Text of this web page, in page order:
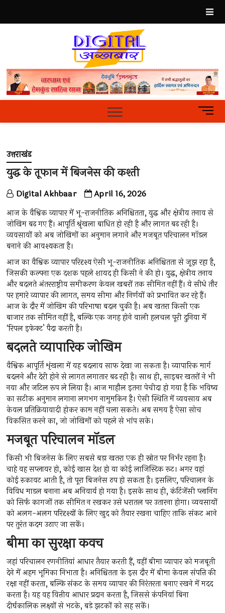
content
Hindi
News
PortalM
e
n
उत्तराखंड
युद्ध के तूफान में बिजनेस की कश्ती
Digital Akhbaar April 16, 2026
आज के वैश्विक व्यापार में भू-राजनीतिक अनिश्चितता, युद्ध और क्षेत्रीय तनाव से
जोखिम बढ़ गए हैं। आपूर्ति श्रृंखला बाधित हो रही है और लागत बढ़ रही है।
व्यवसायों को अब जोखिमों का अनुमान लगाने और मजबूत परिचालन मॉडल
बनाने की आवश्यकता है।
आज का वैश्विक व्यापार परिदृश्य ऐसी भू-राजनीतिक अनिश्चितता से जूझ रहा है,
जिसकी कल्पना एक दशक पहले शायद ही किसी ने की हो। युद्ध, क्षेत्रीय तनाव
और बदलते अंतरराष्ट्रीय समीकरण केवल खबरों तक सीमित नहीं हैं। ये सीधे तौर
पर हमारे व्यापार की लागत, समय सीमा और निर्णयों को प्रभावित कर रहे हैं।
आज के दौर में जोखिम की परिभाषा बदल चुकी है। अब खतरा किसी एक
बाजार तक सीमित नहीं है, बल्कि एक जगह होने वाली हलचल पूरी दुनिया में
‘रिपल इफेक्ट’ पैदा करती है।
बदलते व्यापारिक जोखिम
वैश्विक आपूर्ति शृंखला में यह बदलाव साफ देखा जा सकता है। व्यापारिक मार्ग
बदलने और देरी होने से लागत लगातार बढ़ रही है। साथ ही, साइबर खतरों ने भी
नया और जटिल रूप ले लिया है। आज माहौल इतना पेचीदा हो गया है कि भविष्य
का सटीक अनुमान लगाना लगभग नामुमकिन है। ऐसी स्थिति में व्यवसाय अब
केवल प्रतिक्रियावादी होकर काम नहीं चला सकते। अब समय है ऐसा सोच
विकसित करने का, जो जोखिमों को पहले से भांप सके।
मजबूत परिचालन मॉडल
किसी भी बिजनेस के लिए सबसे बड़ा खतरा एक ही स्रोत पर निर्भर रहना है।
चाहे वह सप्लायर हो, कोई खास देश हो या कोई लाजिस्टिक रूट। अगर वहां
कोई रुकावट आती है, तो पूरा बिजनेस ठप हो सकता है। इसलिए, परिचालन के
विविध माडल बनाना अब अनिवार्य हो गया है। इसके साथ ही, कंटिंजेंसी प्लानिंग
को सिर्फ कागजों तक सीमित न रखकर उसे धरातल पर उतारना होगा। व्यवसायों
को अलग-अलग परिदृश्यों के लिए खुद को तैयार रखना चाहिए ताकि संकट आने
पर तुरंत कदम उठाए जा सकें।
बीमा का सुरक्षा कवच
जहां परिचालन रणनीतियां आधार तैयार करती हैं, वहीं बीमा व्यापार को मजबूती
देने में अहम भूमिका निभाता है। अनिश्चितता के इस दौर में बीमा केवल संपत्ति की
रक्षा नहीं करता, बल्कि संकट के समय व्यापार की निरंतरता बनाए रखने में मदद
करता है। यह वह वित्तीय आधार प्रदान करता है, जिससे कंपनियां बिना
दीर्घकालिक लक्ष्यों से भटके, बड़े झटकों को सह सकें।